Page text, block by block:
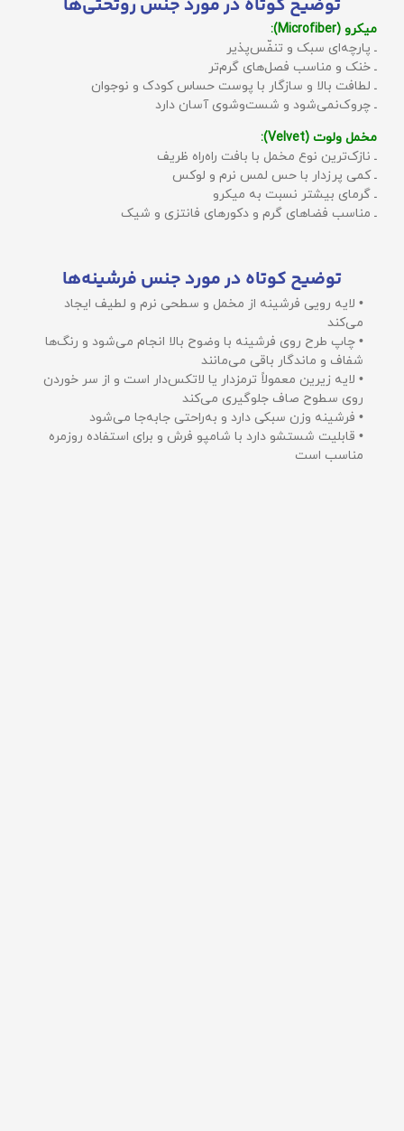
توضیح کوتاه در مورد جنس روتختی‌ها
میکرو (Microfiber):
ـ پارچه‌ای سبک و تنفّس‌پذیر
ـ خنک و مناسب فصل‌های گرم‌تر
ـ لطافت بالا و سازگار با پوست حساس کودک و نوجوان
ـ چروک‌نمی‌شود و شست‌وشوی آسان دارد
مخمل ولوت (Velvet):
ـ نازک‌ترین نوع مخمل با بافت راه‌راه ظریف
ـ کمی پرزدار با حس لمس نرم و لوکس
ـ گرمای بیشتر نسبت به میکرو
ـ مناسب فضاهای گرم و دکورهای فانتزی و شیک
توضیح کوتاه در مورد جنس فرشینه‌ها
• لایه رویی فرشینه از مخمل و سطحی نرم و لطیف ایجاد
می‌کند
• چاپ طرح روی فرشینه با وضوح بالا انجام می‌شود و رنگ‌ها
شفاف و ماندگار باقی می‌مانند
• لایه زیرین معمولاً ترمزدار یا لاتکس‌دار است و از سر خوردن
روی سطوح صاف جلوگیری می‌کند
• فرشینه وزن سبکی دارد و به‌راحتی جابه‌جا می‌شود
• قابلیت شستشو دارد با شامپو فرش و برای استفاده روزمره
مناسب است